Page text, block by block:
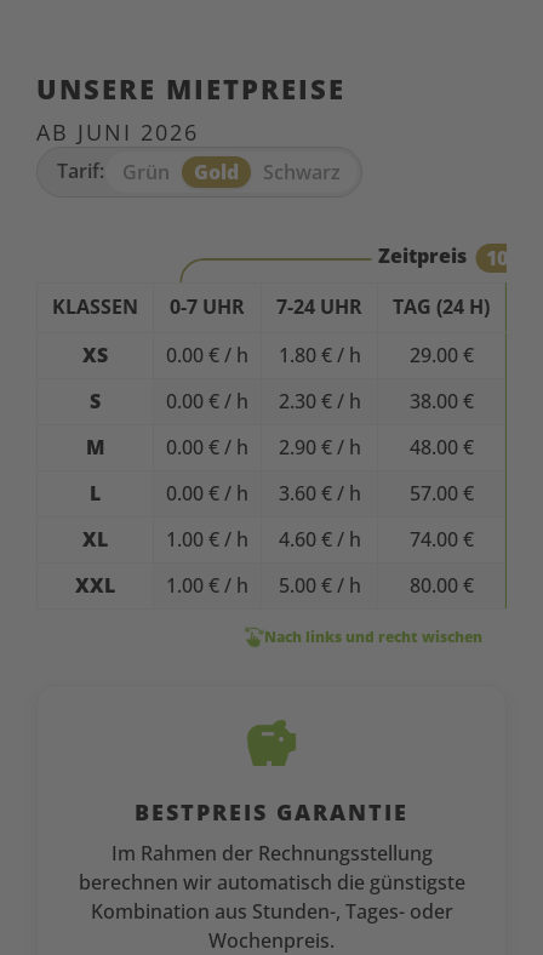
UNSERE MIETPREISE
AB JUNI 2026
Tarif: Grün Gold Schwarz
Zeitpreis
10%
KLASSEN
0-7 UHR 7-24 UHR
TAG (24 H)
XS
0.00 € / h 1.80 € / h 29.00 €
S 0.00 € / h 2.30 € / h
38.00 €
M
0.00 € / h 2.90 € / h
48.00 €
L
0.00 € / h 3.60 € / h
57.00 €
XL
1.00 € / h 4.60 € / h
74.00 €
XXL
1.00 € / h 5.00 € / h 80.00 €
Nach links und recht wischen
BESTPREIS GARANTIE
Im Rahmen der Rechnungsstellung
berechnen wir automatisch die günstigste
Kombination aus Stunden-, Tages- oder
Wochenpreis.